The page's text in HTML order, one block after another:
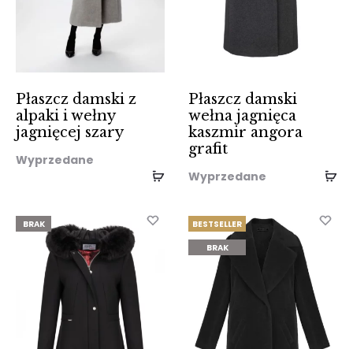
Płaszcz damski z
alpaki i wełny
jagnięcej szary
Wyprzedane
Płaszcz damski
wełna jagnięca
kaszmir angora
grafit
Wyprzedane
BRAK
BESTSELLER
BRAK